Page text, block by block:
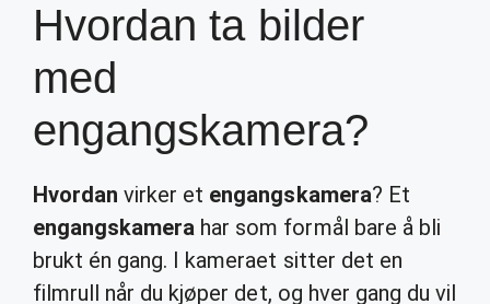
Hvordan ta bilder
med
engangskamera?
Hvordan virker et engangskamera? Et
engangskamera har som formål bare å bli
brukt én gang. I kameraet sitter det en
filmrull når du kjøper det, og hver gang du vil